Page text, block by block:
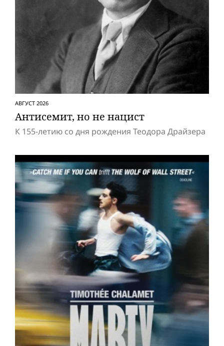
АВГУСТ 2026
Антисемит, но не нацист
К 155-летию со дня рождения Теодора Драйзера